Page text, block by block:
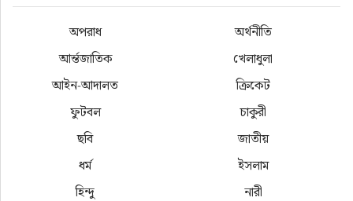
অপরাধ
অর্থনীতি
আর্ন্তজাতিক
খেলাধুলা
আইন-আদালত
ক্রিকেট
ফুটবল
চাকুরী
ছবি
জাতীয়
ধর্ম
ইসলাম
হিন্দু
নারী